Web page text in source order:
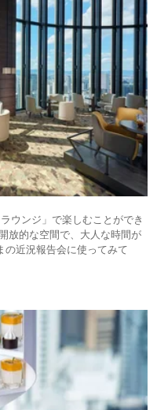
ウンジ」で楽しむことができ
放的な空間で、大人な時間が
近況報告会に使ってみて